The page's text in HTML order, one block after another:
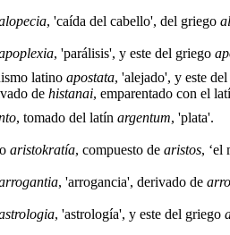
, 'caída del cabello', del griego
, 'parálisis', y este del griego
latino apostata, 'alejado', y este
de histanai, emparentado con el
, tomado del latín argentum, 'plata'.
aristokratía, compuesto de aristos, ‘el
, 'arrogancia', derivado de
, 'astrología', y este del griego